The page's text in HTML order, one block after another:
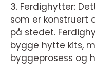
3. Ferdighytter:
som er
på stedet.
bygge hytte kits,
byggeprosess og